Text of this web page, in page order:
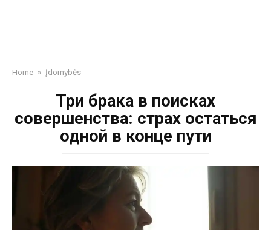
Home » Įdomybės
Три брака в поисках
совершенства: страх остаться
одной в конце пути